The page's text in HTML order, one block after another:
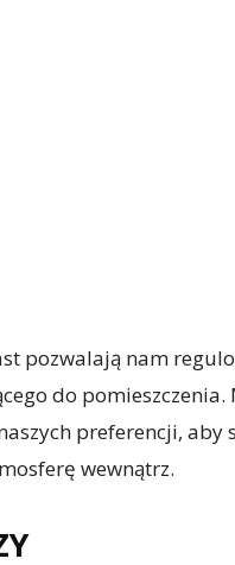
pozwalają nam
do pomieszczenia.
preferencji, aby
wewnątrz.